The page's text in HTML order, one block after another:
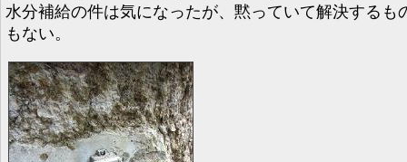
水分補給の件は気になったが、黙っていて解決するも
もない。